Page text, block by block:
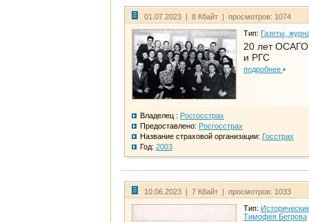
01.07.2023 | 8 Кбайт | просмотров: 1074
Тип: Газеты,
20 лет
и РГС
подробнее
Владелец : Росгосстрах
Предоставлено: Росгосстрах
Название страховой организации: Госстрах
Год: 2003
10.06.2023 | 7 Кбайт | просмотров: 1033
Тип:
Тимофея Бегрова